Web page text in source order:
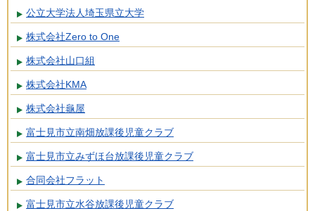
公立大学法人埼玉県立大学
株式会社Zero to One
株式会社山口組
株式会社KMA
株式会社龜屋
富士見市立南畑放課後児童クラブ
富士見市立みずほ台放課後児童クラブ
合同会社フラット
富士見市立水谷放課後児童クラブ